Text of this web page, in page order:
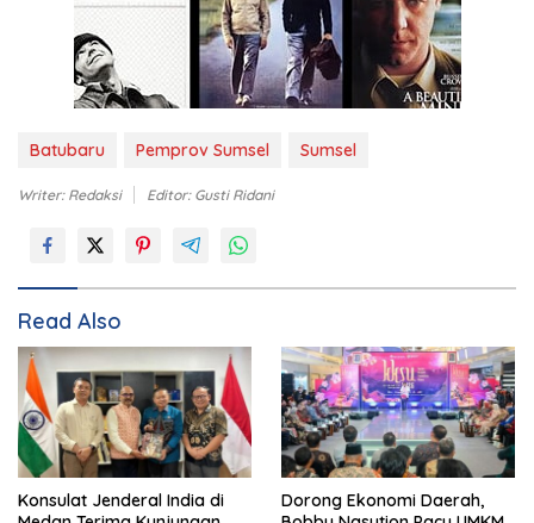
Batubaru Pemprov Sumsel Sumsel
Writer: Redaksi Editor: Gusti Ridani
Read Also
Konsulat Jenderal India di
Dorong Ekonomi Daerah,